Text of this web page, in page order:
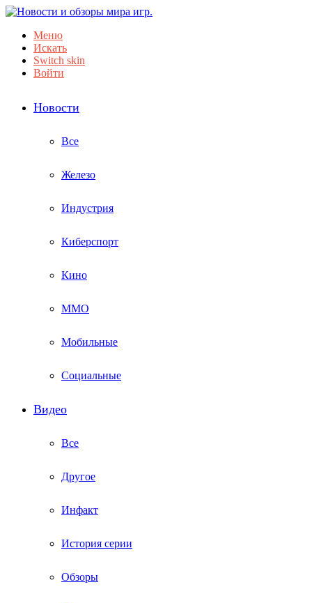
Меню
Искать
Switch skin
Войти
Новости
Все
Железо
Индустрия
Киберспорт
Кино
ММО
Мобильные
Социальные
Видео
Все
Другое
Инфакт
История серии
Обзоры